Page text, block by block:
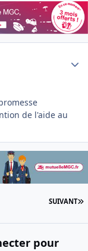
de l'aide au
SUIVANT
pour